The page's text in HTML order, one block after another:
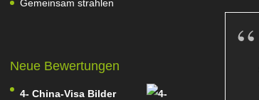
Gemeinsam strahlen
Neue Bewertungen
4- China-Visa Bilder